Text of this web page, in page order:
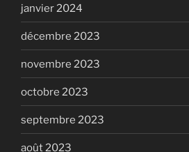
janvier 2024
décembre 2023
novembre 2023
octobre 2023
septembre 2023
août 2023